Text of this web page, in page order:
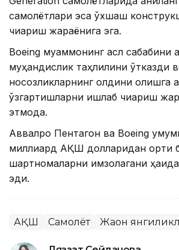
самолётлари эса ўхшаш
чиқариш жараёнига эга.
Boeing муаммонинг асл сабабини
муҳандислик таҳлилини ўтказди
носозликларнинг олдини олишга
ўзгартишларни ишлаб чиқариш
этмоқда.
Аввалроқ Пентагон ва Boeing
миллиард АҚШ долларидан ортиқ
шартномаларни имзолагани
эди.
АҚШ Самолёт Жаҳон